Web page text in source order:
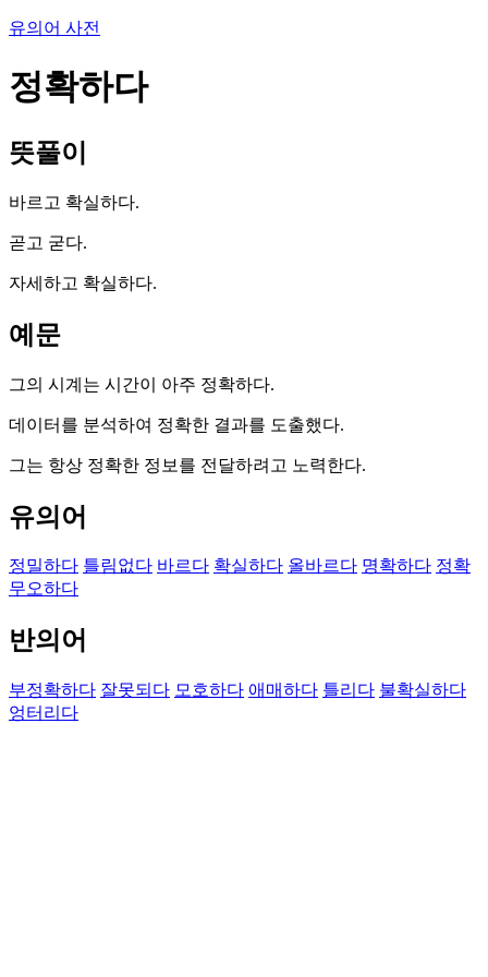
유의어 사전
정확하다
뜻풀이
바르고 확실하다.
곧고 굳다.
자세하고 확실하다.
예문
그의 시계는 시간이 아주 정확하다.
데이터를 분석하여 정확한 결과를 도출했다.
그는 항상 정확한 정보를 전달하려고 노력한다.
유의어
정밀하다 틀림없다 바르다 확실하다 올바르다 명확하다 정확
무오하다
반의어
부정확하다 잘못되다 모호하다 애매하다 틀리다 불확실하다
엉터리다